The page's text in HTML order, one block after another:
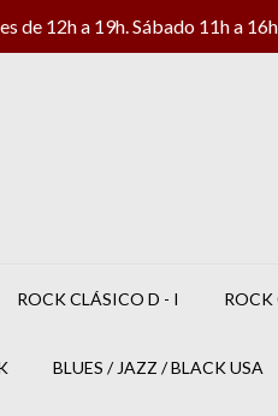
de 12h a 19h. Sábado 11h a 16h
ROCK CLÁSICO D - I ROCK
BLUES / JAZZ / BLACK USA